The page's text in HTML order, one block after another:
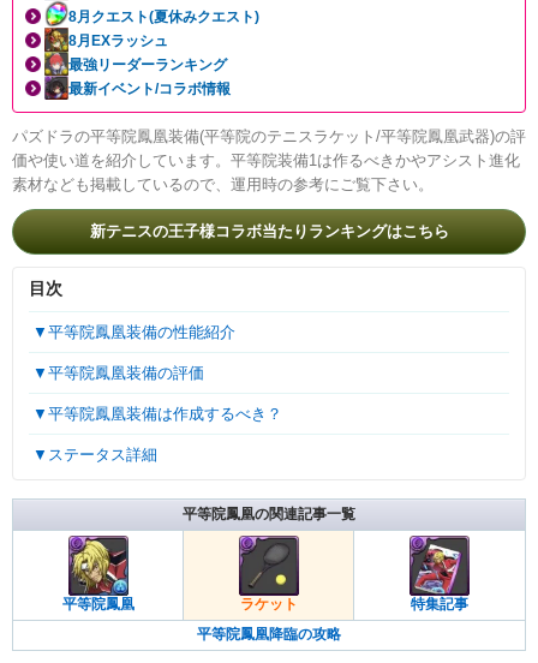
8月クエスト(夏休みクエスト)
8月EXラッシュ
最強リーダーランキング
最新イベント/コラボ情報
パズドラの平等院鳳凰装備(平等院のテニスラケット/平等院鳳凰武器)の評
価や使い道を紹介しています。平等院装備1は作るべきかやアシスト進化
素材なども掲載しているので、運用時の参考にご覧下さい。
新テニスの王子様コラボ当たりランキングはこちら
目次
▼平等院鳳凰装備の性能紹介
▼平等院鳳凰装備の評価
▼平等院鳳凰装備は作成するべき？
▼ステータス詳細
平等院鳳凰の関連記事一覧
平等院鳳凰 ラケット
特集記事
平等院鳳凰降臨の攻略